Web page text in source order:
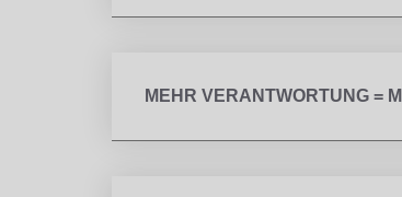
MEHR VERANTWORTUNG =